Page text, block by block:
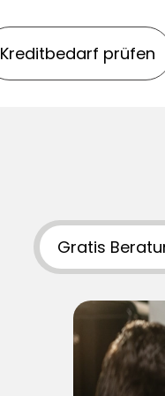
Kreditbedarf prüfen
Gratis